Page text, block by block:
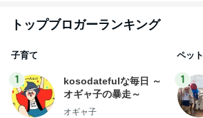
トップブロガーランキング
子育て
1
kosodatefulな毎日 ～
オギャ子の暴走～
オギャ子
ペット
1